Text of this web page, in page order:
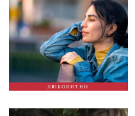
ЛЮБОПИТНО